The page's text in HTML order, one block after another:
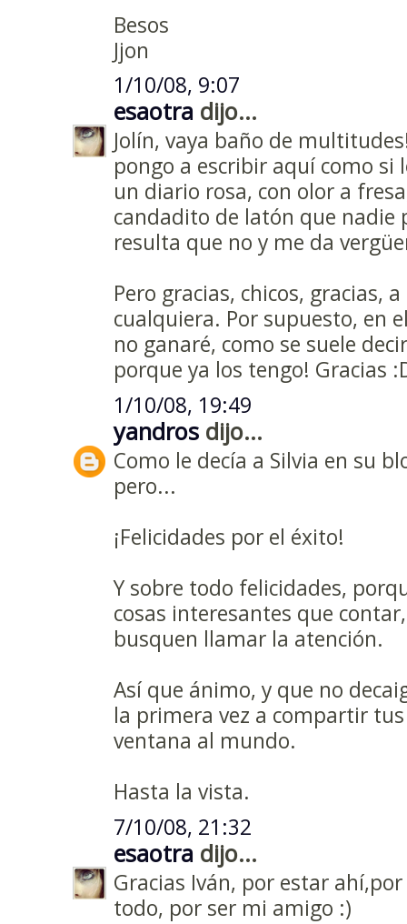
Besos
Jjon
1/10/08, 9:07
esaotra dijo...
Jolín, vaya baño de
pongo a escribir aquí como si
un diario rosa, con olor a
candadito de latón que nadie
resulta que no y me da
Pero gracias, chicos, gracias,
cualquiera. Por supuesto, en
no ganaré, como se suele
porque ya los tengo! Gracias
1/10/08, 19:49
yandros dijo...
Como le decía a Silvia en su
pero...
¡Felicidades por el éxito!
Y sobre todo felicidades,
cosas interesantes que
busquen llamar la atención.
Así que ánimo, y que no
la primera vez a compartir
ventana al mundo.
Hasta la vista.
7/10/08, 21:32
esaotra dijo...
Gracias Iván, por estar
todo, por ser mi amigo :)